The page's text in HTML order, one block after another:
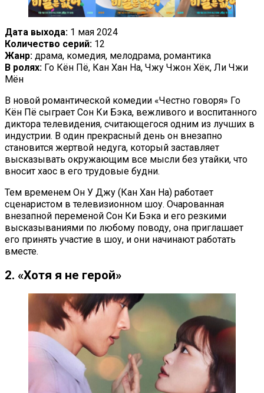
Дата выхода: 1 мая 2024
Количество серий: 12
Жанр: драма, комедия, мелодрама, романтика
В ролях: Го Кён Пё, Кан Хан На, Чжу Чжон Хёк, Ли Чжи
Мён
В новой романтической комедии «Честно говоря» Го
Кён Пё сыграет Сон Ки Бэка, вежливого и воспитанного
диктора телевидения, считающегося одним из лучших в
индустрии. В один прекрасный день он внезапно
становится жертвой недуга, который заставляет
высказывать окружающим все мысли без утайки, что
вносит хаос в его трудовые будни.
Тем временем Он У Джу (Кан Хан На) работает
сценаристом в телевизионном шоу. Очарованная
внезапной переменой Сон Ки Бэка и его резкими
высказываниями по любому поводу, она приглашает
его принять участие в шоу, и они начинают работать
вместе.
2. «Хотя я не герой»